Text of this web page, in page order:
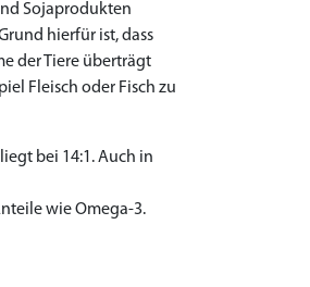
Sojaprodukten
hierfür ist, dass
der Tiere überträgt
Fleisch oder Fisch zu
bei 14:1. Auch in
wie Omega-3.